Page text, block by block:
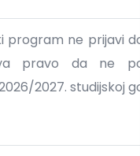
program ne prijavi
pravo da ne
2027. studijskoj